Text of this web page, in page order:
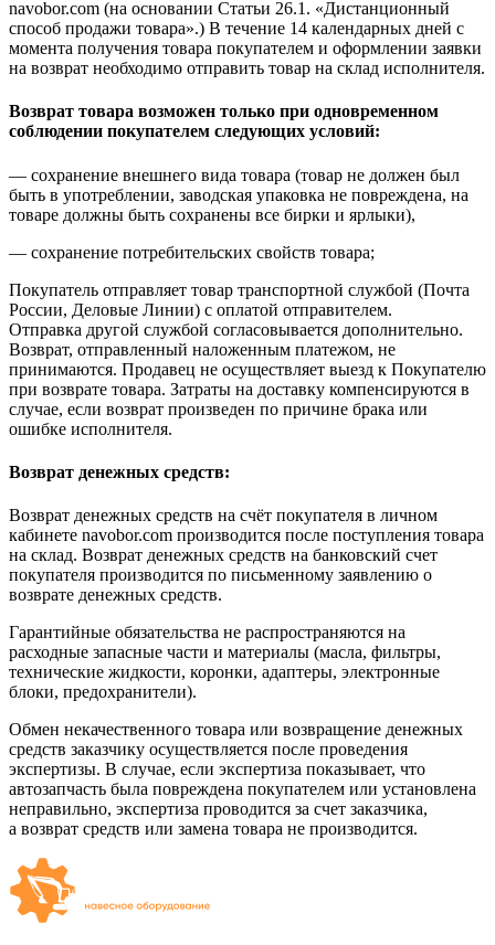
navobor.com (на основании Статьи 26.1. «Дистанционный
способ продажи товара».) В течение 14 календарных дней с
момента получения товара покупателем и оформлении заявки
на возврат необходимо отправить товар на склад исполнителя.
Возврат товара возможен только при одновременном
соблюдении покупателем следующих условий:
— сохранение внешнего вида товара (товар не должен был
быть в употреблении, заводская упаковка не повреждена, на
товаре должны быть сохранены все бирки и ярлыки),
— сохранение потребительских свойств товара;
Покупатель отправляет товар транспортной службой (Почта
России, Деловые Линии) с оплатой отправителем.
Отправка другой службой согласовывается дополнительно.
Возврат, отправленный наложенным платежом, не
принимаются. Продавец не осуществляет выезд к Покупателю
при возврате товара. Затраты на доставку компенсируются в
случае, если возврат произведен по причине брака или
ошибке исполнителя.
Возврат денежных средств:
Возврат денежных средств на счёт покупателя в личном
кабинете navobor.com производится после поступления товара
на склад. Возврат денежных средств на банковский счет
покупателя производится по письменному заявлению о
возврате денежных средств.
Гарантийные обязательства не распространяются на
расходные запасные части и материалы (масла, фильтры,
технические жидкости, коронки, адаптеры, электронные
блоки, предохранители).
Обмен некачественного товара или возвращение денежных
средств заказчику осуществляется после проведения
экспертизы. В случае, если экспертиза показывает, что
автозапчасть была повреждена покупателем или установлена
неправильно, экспертиза проводится за счет заказчика,
а возврат средств или замена товара не производится.